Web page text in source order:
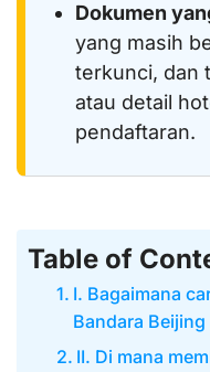
Dokumen
yang masih
terkunci, dan
atau detail
pendaftaran.
Table of
I. Bagaimana
Bandara Beijing
II. Di mana